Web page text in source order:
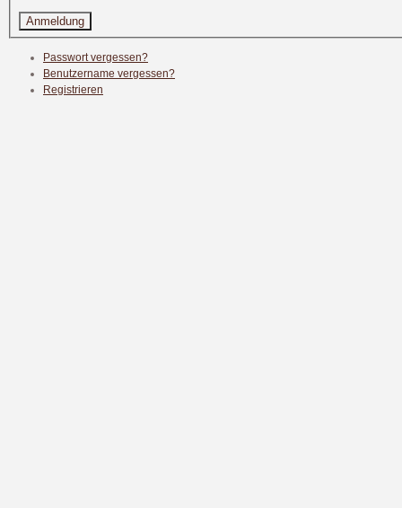
Passwort vergessen?
Benutzername vergessen?
Registrieren